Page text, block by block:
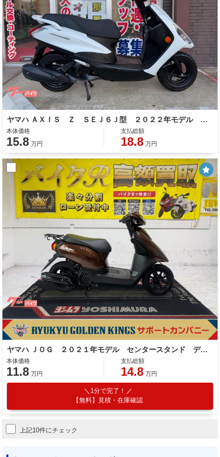
ヤマハ ＡＸＩＳ Ｚ ＳＥＪ６Ｊ型 ２０２２年モデル サイドスタンド センタースタンド ブルーイッシュホワイト
本体価格
15.8 万円
支払総額
18.8 万円
ヤマハ ＪＯＧ ２０２１年モデル センタースタンド デジタルメーター
本体価格
11.8 万円
支払総額
14.8 万円
1分で完了！
【無料】見積・在庫確認
上記10件にチェック